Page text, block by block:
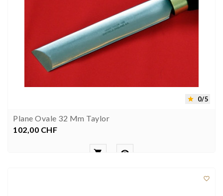
 0/5
Plane Ovale 32 Mm Taylor
Preis
102,00 CHF
 
